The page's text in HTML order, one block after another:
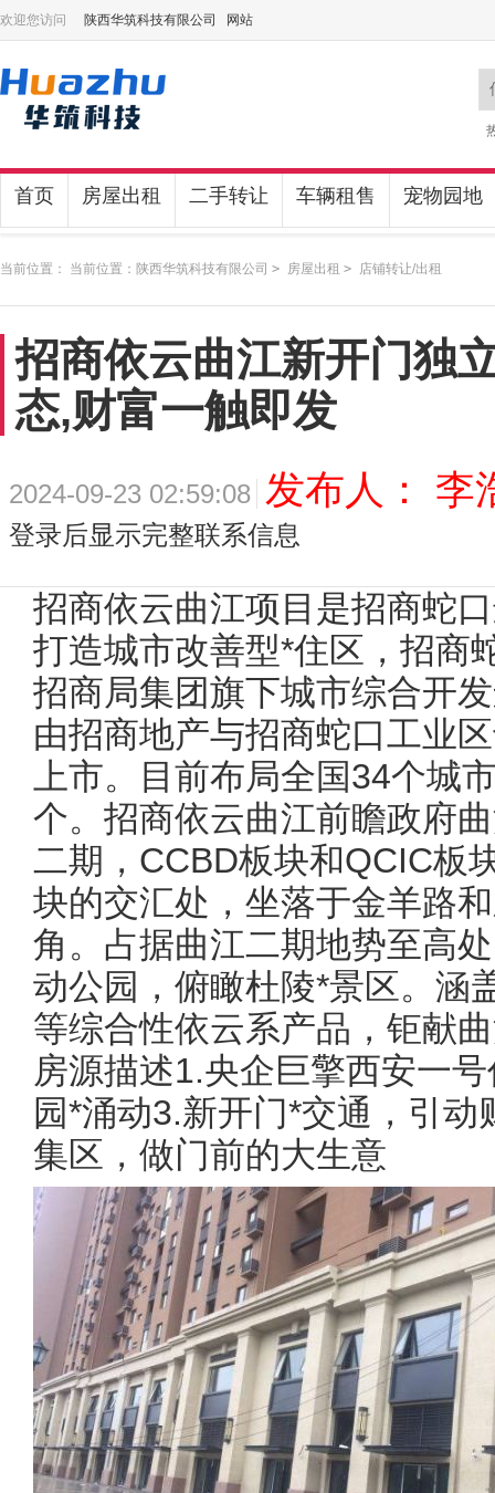
欢迎您访问 陕西华筑科技有限公司 网站
首页 房屋出租 二手转让 车辆租售 宠物园地
当前位置： 当前位置： 陕西华筑科技有限公司 > 房屋出租 > 店铺转让/出租
招商依云曲江新开门独
态,财富一触即发
2024-09-23 02:59:08 发布人： 李
登录后显示完整联系信息
招商依云曲江项目是招商蛇
打造城市改善型*住区，招商
招商局集团旗下城市综合开
由招商地产与招商蛇口工业
上市。目前布局全国34个城
个。招商依云曲江前瞻政府
二期，CCBD板块和QCIC板
块的交汇处，坐落于金羊路
角。占据曲江二期地势至高
动公园，俯瞰杜陵*景区。涵
等综合性依云系产品，钜献
房源描述1.央企巨擎西安一
园*涌动3.新开门*交通，引
集区，做门前的大生意